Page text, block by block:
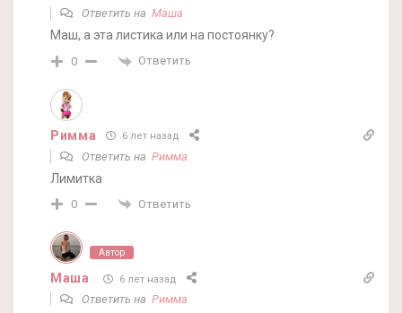
Ответить на Маша
Маш, а эта листика или на постоянку?
0 Ответить
Римма 6 лет назад
Ответить на Римма
Лимитка
0 Ответить
Автор
Маша 6 лет назад
Ответить на Римма